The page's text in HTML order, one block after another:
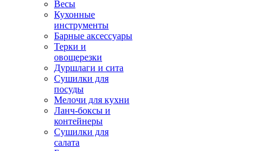
Весы
Кухонные
инструменты
Барные аксессуары
Терки и
овощерезки
Дуршлаги и сита
Сушилки для
посуды
Мелочи для кухни
Ланч-боксы и
контейнеры
Сушилки для
салата